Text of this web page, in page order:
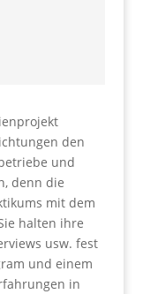
den
und
denn die
mit dem
halten ihre
usw. fest
und einem
in